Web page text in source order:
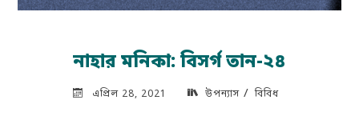
নাহার মনিকা: বিসর্গ তান-২৪
এপ্রিল 28, 2021 উপন্যাস / বিবিধ